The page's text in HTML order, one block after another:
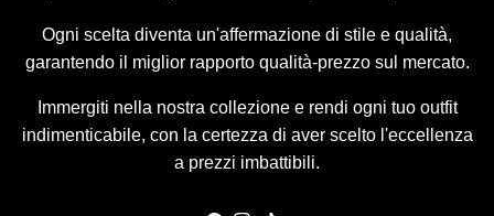
Ogni scelta diventa un'affermazione di stile e qualità,
garantendo il miglior rapporto qualità-prezzo sul mercato.
Immergiti nella nostra collezione e rendi ogni tuo outfit
indimenticabile, con la certezza di aver scelto l'eccellenza
a prezzi imbattibili.